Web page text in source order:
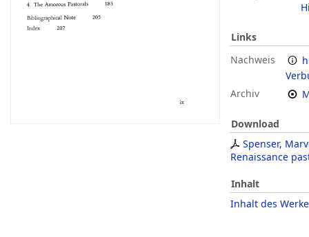
Links
Nachweis
Archiv
Download
Spenser,
Renaissance
Inhalt
Inhalt des